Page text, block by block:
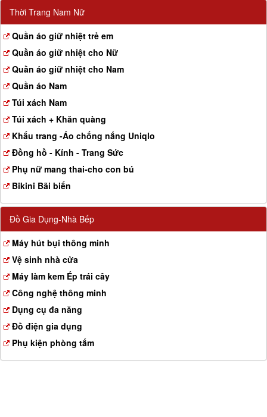
Thời Trang Nam Nữ
Quần áo giữ nhiệt trẻ em
Quần áo giữ nhiệt cho Nữ
Quần áo giữ nhiệt cho Nam
Quần áo Nam
Túi xách Nam
Túi xách + Khăn quàng
Khẩu trang -Áo chống nắng Uniqlo
Đồng hồ - Kính - Trang Sức
Phụ nữ mang thai-cho con bú
Bikini Bãi biển
Đồ Gia Dụng-Nhà Bếp
Máy hút bụi thông minh
Vệ sinh nhà cửa
Máy làm kem Ép trái cây
Công nghệ thông minh
Dụng cụ đa năng
Đồ điện gia dụng
Phụ kiện phòng tắm